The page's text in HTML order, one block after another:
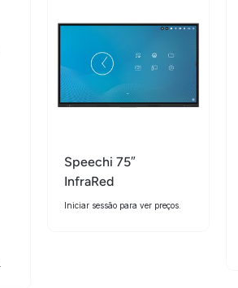
Speechi 75″
InfraRed
Iniciar sessão para ver preços.